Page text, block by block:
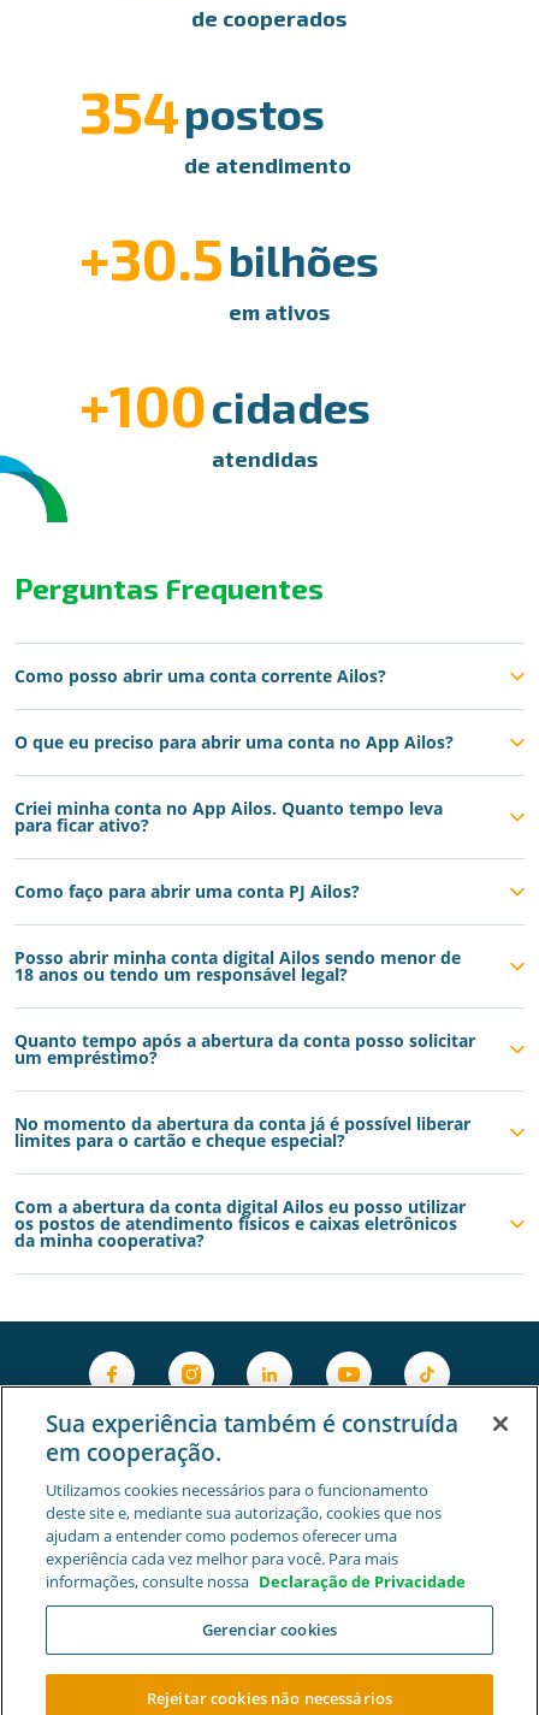
de cooperados
354postos
de atendimento
+30.5bilhões
em ativos
+100cidades
atendidas
Perguntas Frequentes
Como posso abrir uma conta corrente Ailos?
O que eu preciso para abrir uma conta no App Ailos?
Criei minha conta no App Ailos. Quanto tempo leva
para ficar ativo?
Como faço para abrir uma conta PJ Ailos?
Posso abrir minha conta digital Ailos sendo menor de
18 anos ou tendo um responsável legal?
Quanto tempo após a abertura da conta posso solicitar
um empréstimo?
No momento da abertura da conta já é possível liberar
limites para o cartão e cheque especial?
Com a abertura da conta digital Ailos eu posso utilizar
os postos de atendimento físicos e caixas eletrônicos
da minha cooperativa?
Privacidade e Segurança Gestão de Cookies
Sua experiência também é construída
em cooperação.
Utilizamos cookies necessários para o funcionamento
deste site e, mediante sua autorização, cookies que nos
ajudam a entender como podemos oferecer uma
experiência cada vez melhor para você. Para mais
informações, consulte nossa Declaração de Privacidade
Gerenciar cookies
Rejeitar cookies não necessários